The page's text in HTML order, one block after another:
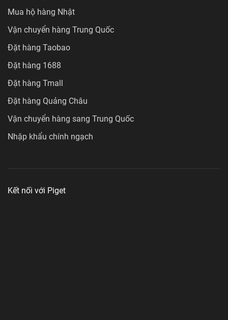
Mua hộ hàng Nhật
Vận chuyển hàng Trung Quốc
Đặt hàng Taobao
Đặt hàng 1688
Đặt hàng Tmall
Đặt hàng Quảng Châu
Vận chuyển hàng sang Trung Quốc
Nhập khẩu chính ngạch
Kết nối với Piget